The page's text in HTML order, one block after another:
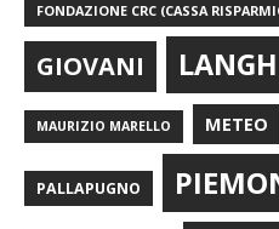
FONDAZIONE CRC (CASSA
GIOVANI
MAURIZIO MARELLO METEO
PALLAPUGNO